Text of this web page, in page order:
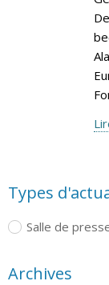
Types
Salle de
Archives